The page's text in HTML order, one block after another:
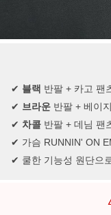
✔ 블랙 반팔 + 카고 팬
✔ 브라운 반팔 + 베이
✔ 차콜 반팔 + 데님 팬
✔ 가슴 RUNNIN' ON
✔ 쿨한 기능성 원단으